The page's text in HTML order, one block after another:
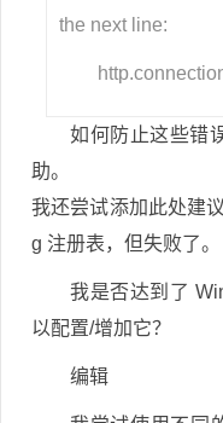
the next line:
如何防止这些错
助。
我还尝试添加此处建
g 注册表，但失败了。
我是否达到了
以配置/增加它？
编辑